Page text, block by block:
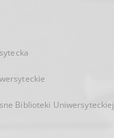
Biblioteki Uniwersyteckiej